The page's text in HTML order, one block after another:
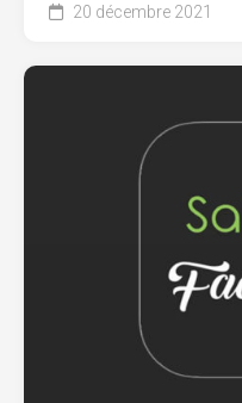
20 décembre 2021